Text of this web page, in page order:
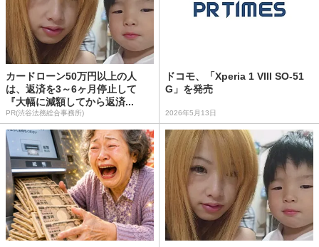
カードローン50万円以上の人
は、返済を3～6ヶ月停止して
『大幅に減額してから返済...
PR(渋谷法務総合事務所)
ドコモ、「Xperia 1 VIII SO-51
G」を発売
2026年5月13日